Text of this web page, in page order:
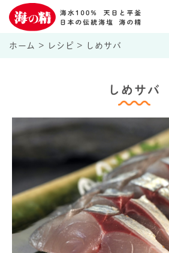
ホーム > レシピ > しめサバ
しめサバ